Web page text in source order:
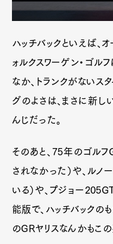
ハッチバックといえば、
ォルクスワーゲン・ゴル
なか、トランクがないス
グのよさは、まさに新し
んじだった。
そのあと、75年のゴル
されなかった）や、ルノ
いる）や、プジョー
能版で、ハッチバックの
のGRヤリスなんかもこの